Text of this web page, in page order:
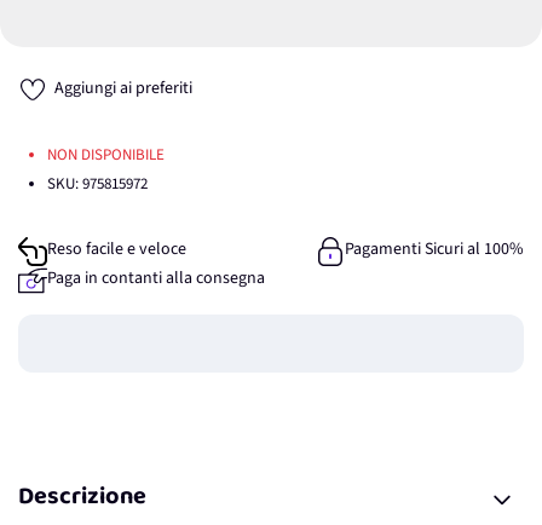
Aggiungi ai preferiti
NON DISPONIBILE
SKU:975815972
Reso facile e veloce
Pagamenti Sicuri al 100%
Paga in contanti alla consegna
Descrizione